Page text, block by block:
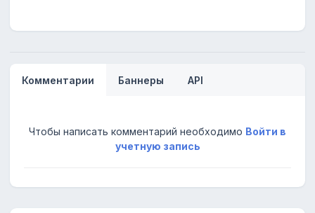
Комментарии Баннеры API
Чтобы написать комментарий необходимо Войти в
учетную запись